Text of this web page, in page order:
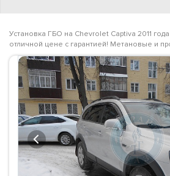
Установка ГБО на Chevrolet Captiva 2011
отличной цене с гарантией! Метановые и
Previous